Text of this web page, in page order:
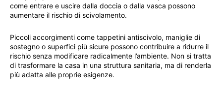
come entrare e uscire dalla doccia o dalla vasca possono
aumentare il rischio di scivolamento.
Piccoli accorgimenti come tappetini antiscivolo, maniglie di
sostegno o superfici più sicure possono contribuire a ridurre il
rischio senza modificare radicalmente l’ambiente. Non si tratta
di trasformare la casa in una struttura sanitaria, ma di renderla
più adatta alle proprie esigenze.